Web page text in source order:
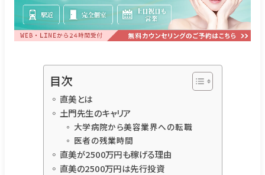
目次
直美とは
土門先生のキャリア
大学病院から美容業界への転職
医者の残業時間
直美が2500万円も稼げる理由
直美の2500万円は先行投資